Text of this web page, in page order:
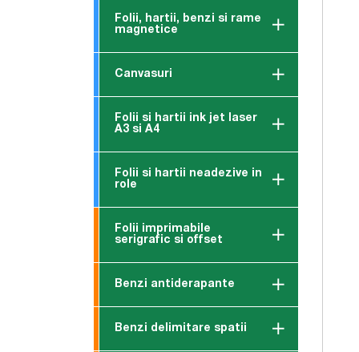
Folii, hartii, benzi si rame
magnetice
Canvasuri
Folii si hartii ink jet laser
A3 si A4
Folii si hartii neadezive in
role
Folii imprimabile
serigrafic si offset
Benzi antiderapante
Benzi delimitare spatii